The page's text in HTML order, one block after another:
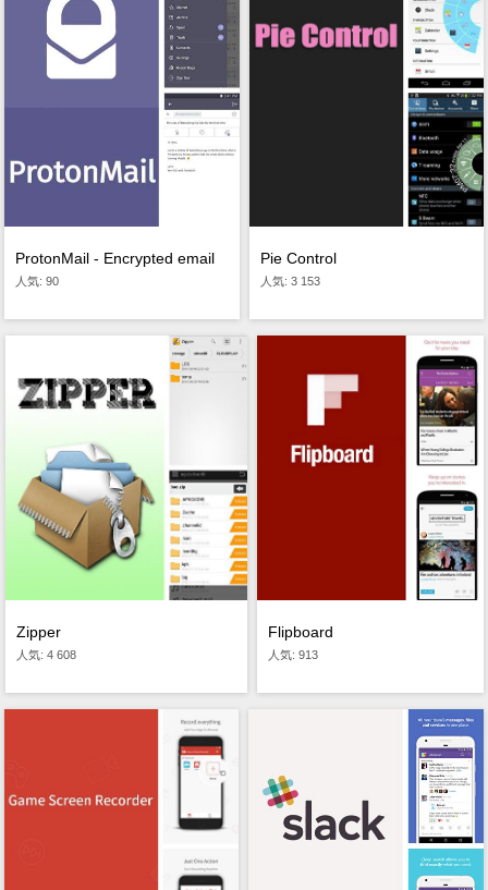
ProtonMail - Encrypted email
人気: 90
Pie Control
人気: 3 153
Zipper
人気: 4 608
Flipboard
人気: 913